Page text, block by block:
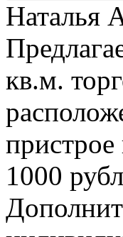
Наталья
кв.м.
1000